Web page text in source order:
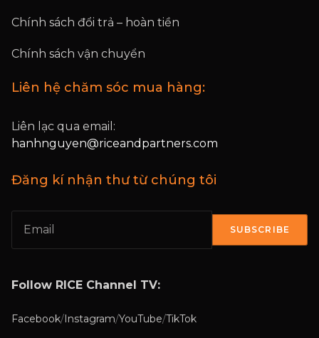
Chính sách đổi trả – hoàn tiền
Chính sách vận chuyển
Liên hệ chăm sóc mua hàng:
Liên lạc qua email:
hanhnguyen@riceandpartners.com
Đăng kí nhận thư từ chúng tôi
SUBSCRIBE
Follow RICE Channel TV:
Facebook/Instagram/YouTube/TikTok